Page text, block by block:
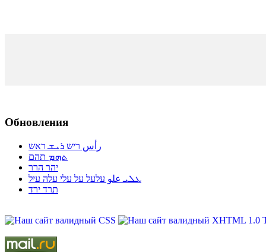
Обновления
رأس ריש ܪܝܫ ראש
ܬܗܡ תהם
יהר הרר
ܥܠܝ علو עלעל על עלי עלה עיל
תרד ירד